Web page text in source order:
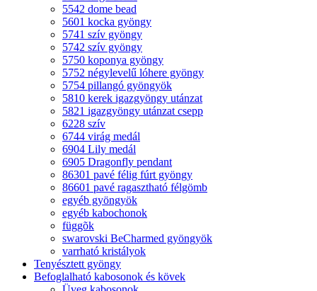
5542 dome bead
5601 kocka gyöngy
5741 szív gyöngy
5742 szív gyöngy
5750 koponya gyöngy
5752 négylevelű lóhere gyöngy
5754 pillangó gyöngyök
5810 kerek igazgyöngy utánzat
5821 igazgyöngy utánzat csepp
6228 szív
6744 virág medál
6904 Lily medál
6905 Dragonfly pendant
86301 pavé félig fúrt gyöngy
86601 pavé ragasztható félgömb
egyéb gyöngyök
egyéb kabochonok
függõk
swarovski BeCharmed gyöngyök
varrható kristályok
Tenyésztett gyöngy
Befoglalható kabosonok és kövek